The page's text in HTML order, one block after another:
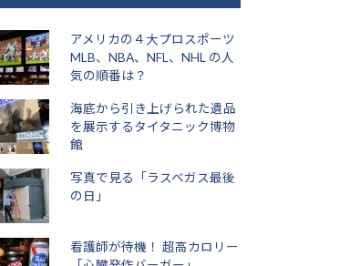
アメリカの４大プロスポーツ
MLB、NBA、NFL、NHL の人
気の順番は？
海底から引き上げられた遺品
を展示するタイタニック博物
館
写真で見る「ラスベガス最後
の日」
看護師が待機！ 超高カロリー